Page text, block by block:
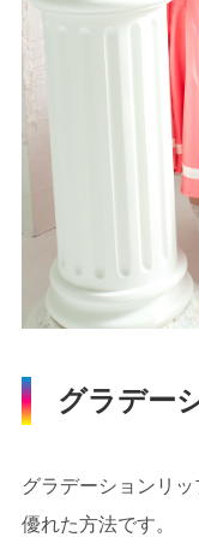
グラデー
グラデーションリ
優れた方法です。